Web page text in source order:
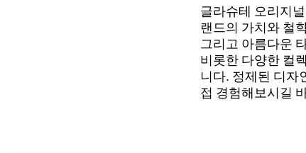
글라슈테 오리지
랜드의 가치와 철
그리고 아름다운
비롯한 다양한 컬
니다. 정제된 디자
접 경험해보시길